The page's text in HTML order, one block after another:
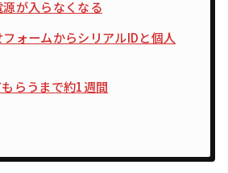
が入らなくなる
ォームからシリアルIDと個人
らうまで約1週間